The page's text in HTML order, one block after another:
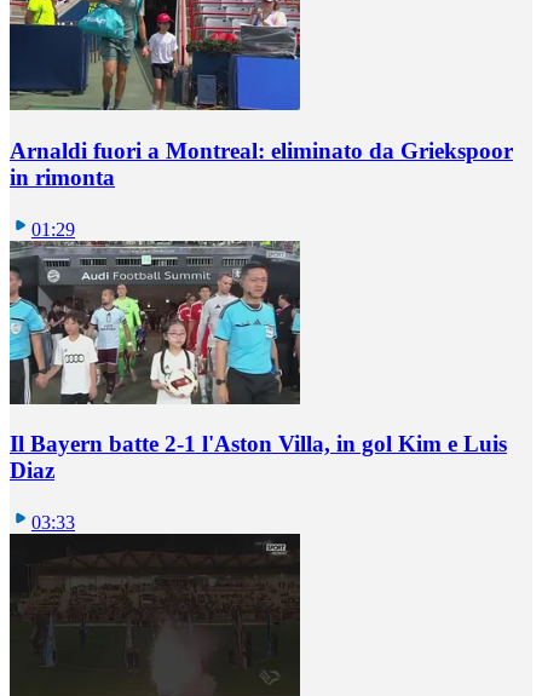
Arnaldi fuori a Montreal: eliminato da Griekspoor
in rimonta
01:29
Il Bayern batte 2-1 l'Aston Villa, in gol Kim e Luis
Diaz
03:33